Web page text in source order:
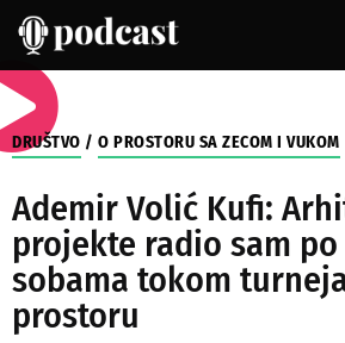
DRUŠTVO / O PROSTORU SA ZECOM I VUKOM
Ademir Volić Kufi:
projekte radio sam
sobama tokom
prostoru